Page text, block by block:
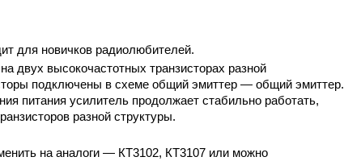
для новичков радиолюбителей.
двух высокочастотных транзисторах разной
подключены в схеме общий эмиттер — общий эмиттер.
питания усилитель продолжает стабильно работать,
разной структуры.
на аналоги — КТ3102, КТ3107 или можно